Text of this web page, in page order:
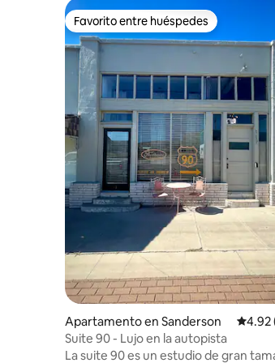
Favorito entre huéspedes
Favorito entre huéspedes
Apartamento en Sanderson
4.92
Suite 90 - Lujo en la autopista
La suite 90 es un estudio de gran